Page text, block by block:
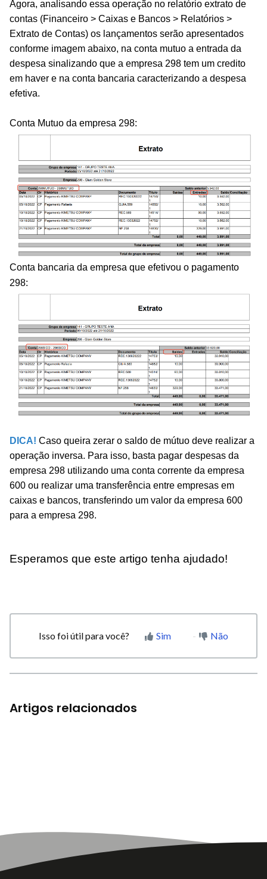
Agora, analisando essa operação no relatório extrato de
contas (Financeiro > Caixas e Bancos > Relatórios >
Extrato de Contas) os lançamentos serão apresentados
conforme imagem abaixo, na conta mutuo a entrada da
despesa sinalizando que a empresa 298 tem um credito
em haver e na conta bancaria caracterizando a despesa
efetiva.
Conta Mutuo da empresa 298:
Conta bancaria da empresa que efetivou o pagamento
298:
DICA! Caso queira zerar o saldo de mútuo deve realizar a
operação inversa. Para isso, basta pagar despesas da
empresa 298 utilizando uma conta corrente da empresa
600 ou realizar uma transferência entre empresas em
caixas e bancos, transferindo um valor da empresa 600
para a empresa 298.
Esperamos que este artigo tenha ajudado!
Isso foi útil para você? Sim Não
Artigos relacionados